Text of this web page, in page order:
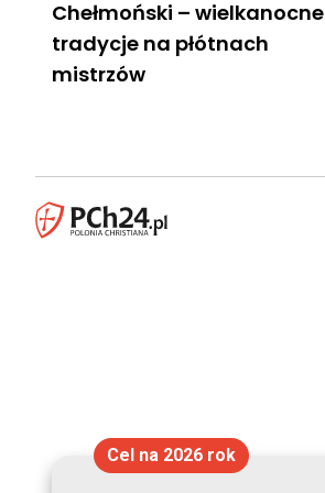
Chełmoński – wielkanocne
tradycje na płótnach
mistrzów
Cel na 2026 rok